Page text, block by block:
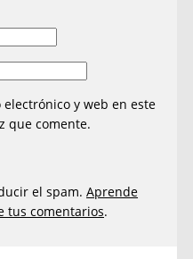
y web en este
que comente.
el spam.Aprende
tus comentarios.